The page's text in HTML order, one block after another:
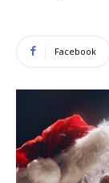
Facebook